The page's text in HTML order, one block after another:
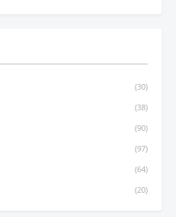
(30)
(38)
(90)
(97)
(64)
(20)